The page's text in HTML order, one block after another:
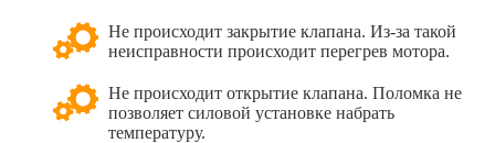
Не происходит закрытие клапана. Из-за такой
неисправности происходит перегрев мотора.
Не происходит открытие клапана. Поломка не
позволяет силовой установке набрать
температуру.